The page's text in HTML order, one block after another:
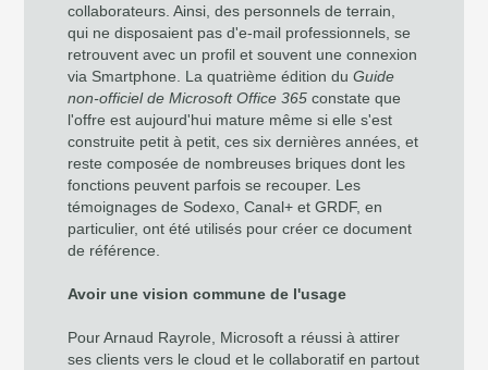
collaborateurs. Ainsi, des personnels de terrain,
qui ne disposaient pas d'e-mail professionnels, se
retrouvent avec un profil et souvent une connexion
via Smartphone. La quatrième édition duGuide
non-officiel de Microsoft Office 365 constate que
l'offre est aujourd'hui mature même si elle s'est
construite petit à petit, ces six dernières années, et
reste composée de nombreuses briques dont les
fonctions peuvent parfois se recouper. Les
témoignages de Sodexo, Canal+ et GRDF, en
particulier, ont été utilisés pour créer ce document
de référence.
Avoir une vision commune de l'usage
Pour Arnaud Rayrole, Microsoft a réussi à attirer
ses clients vers le cloud et le collaboratif en partout